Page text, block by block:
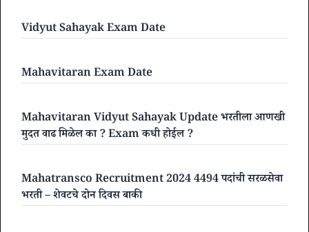
Vidyut Sahayak Exam Date
Mahavitaran Exam Date
Mahavitaran Vidyut Sahayak Update भरतीला आणखी
मुदत वाढ मिळेल का ? Exam कधी होईल ?
Mahatransco Recruitment 2024 4494 पदांची सरळसेवा
भरती – शेवटचे दोन दिवस बाकी